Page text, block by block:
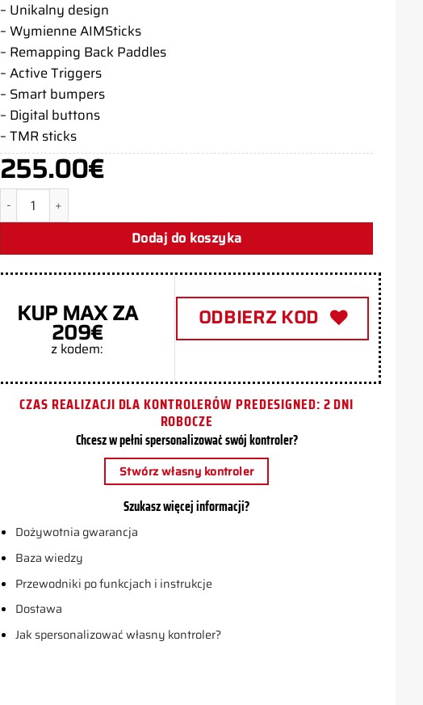
– Unikalny design
– Wymienne AIMSticks
– Remapping Back Paddles
– Active Triggers
– Smart bumpers
– Digital buttons
– TMR sticks
255.00€
ilość Kontroler PS5 Hugin Munin
Dodaj do koszyka
KUP MAX ZA
209€
z kodem:
ODBIERZ KOD
CZAS REALIZACJI DLA KONTROLERÓW PREDESIGNED: 2 DNI
ROBOCZE
Chcesz w pełni spersonalizować swój kontroler?
Stwórz własny kontroler
Szukasz więcej informacji?
Dożywotnia gwarancja
Baza wiedzy
Przewodniki po funkcjach i instrukcje
Dostawa
Jak spersonalizować własny kontroler?